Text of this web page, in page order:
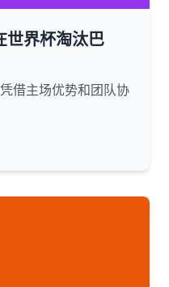
世界杯淘汰巴
借主场优势和团队协